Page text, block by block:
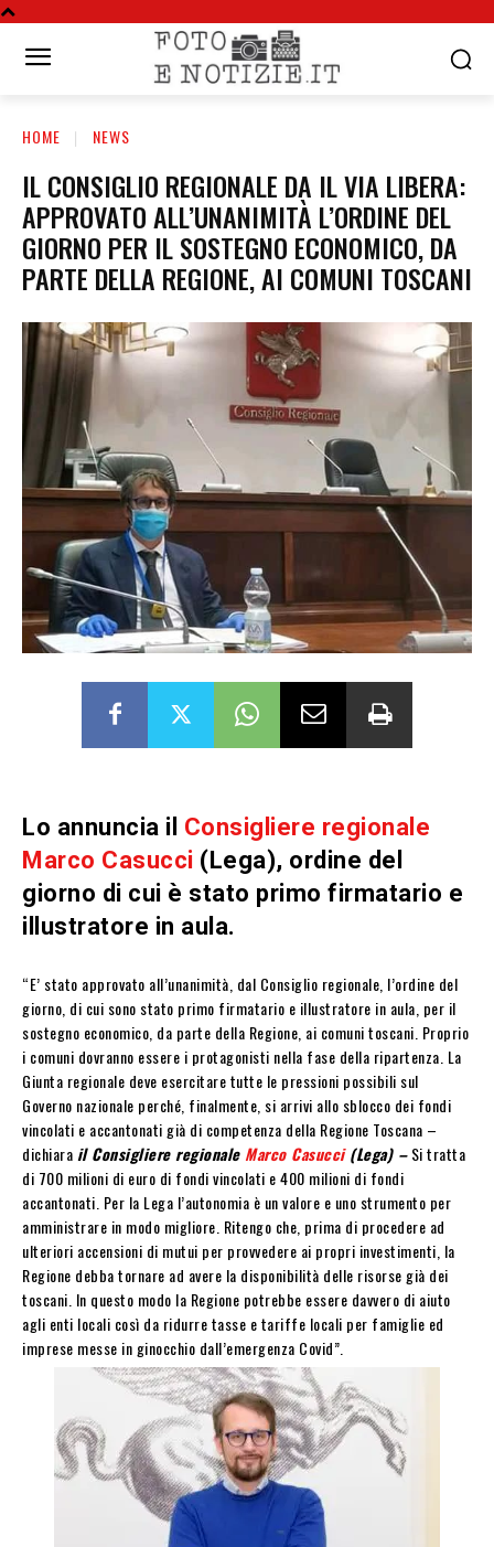
HOME NEWS
IL CONSIGLIO REGIONALE DA IL VIA LIBERA:
APPROVATO ALL’UNANIMITÀ L’ORDINE DEL
GIORNO PER IL SOSTEGNO ECONOMICO, DA
PARTE DELLA REGIONE, AI COMUNI TOSCANI
Lo annuncia il Consigliere regionale
Marco Casucci (Lega), ordine del
giorno di cui è stato primo firmatario e
illustratore in aula.
“E’ stato approvato all’unanimità, dal Consiglio regionale, l’ordine del
giorno, di cui sono stato primo firmatario e illustratore in aula, per il
sostegno economico, da parte della Regione, ai comuni toscani. Proprio
i comuni dovranno essere i protagonisti nella fase della ripartenza. La
Giunta regionale deve esercitare tutte le pressioni possibili sul
Governo nazionale perché, finalmente, si arrivi allo sblocco dei fondi
vincolati e accantonati già di competenza della Regione Toscana –
dichiara il Consigliere regionale Marco Casucci(Lega) –Si tratta
di 700 milioni di euro di fondi vincolati e 400 milioni di fondi
accantonati. Per la Lega l’autonomia è un valore e uno strumento per
amministrare in modo migliore. Ritengo che, prima di procedere ad
ulteriori accensioni di mutui per provvedere ai propri investimenti, la
Regione debba tornare ad avere la disponibilità delle risorse già dei
toscani. In questo modo la Regione potrebbe essere davvero di aiuto
agli enti locali così da ridurre tasse e tariffe locali per famiglie ed
imprese messe in ginocchio dall’emergenza Covid”.